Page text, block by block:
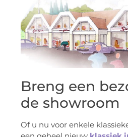
Breng een
de showroom
Of u nu voor enkele